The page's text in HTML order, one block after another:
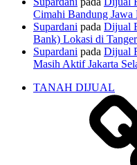
Cimahi Bandung Jawa
Supardani pada Dijual
Bank) Lokasi di
Supardani pada Dijual
Masih Aktif Jakarta
TANAH DIJUAL